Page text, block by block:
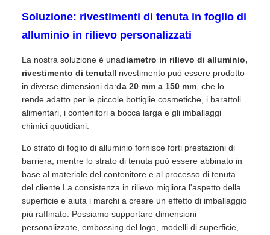
Soluzione: rivestimenti di tenuta in foglio di
alluminio in rilievo personalizzati
La nostra soluzione è unadiametro in rilievo di alluminio,
rivestimento di tenutaIl rivestimento può essere prodotto
in diverse dimensioni da:da 20 mm a 150 mm, che lo
rende adatto per le piccole bottiglie cosmetiche, i barattoli
alimentari, i contenitori a bocca larga e gli imballaggi
chimici quotidiani.
Lo strato di foglio di alluminio fornisce forti prestazioni di
barriera, mentre lo strato di tenuta può essere abbinato in
base al materiale del contenitore e al processo di tenuta
del cliente.La consistenza in rilievo migliora l'aspetto della
superficie e aiuta i marchi a creare un effetto di imballaggio
più raffinato. Possiamo supportare dimensioni
personalizzate, embossing del logo, modelli di superficie,